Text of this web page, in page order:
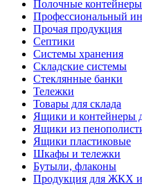
Полочные контейнеры
Профессиональный
Прочая продукция
Септики
Системы хранения
Складские системы
Стеклянные банки
Тележки
Товары для склада
Ящики и контейнеры
Ящики из
Ящики пластиковые
Шкафы и тележки
Бутыли, флаконы
Продукция для ЖКХ и